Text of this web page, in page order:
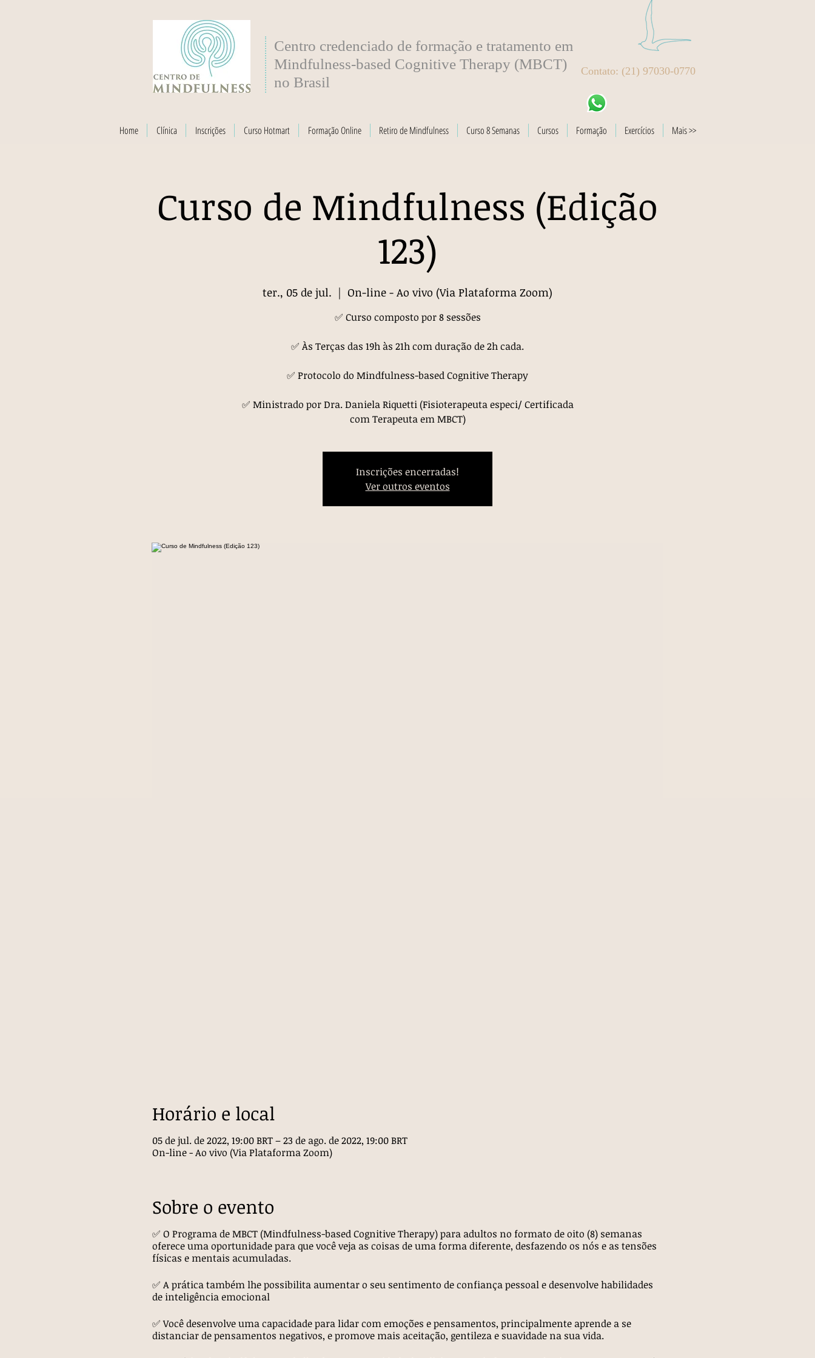
​Centro credenciado de formação e tratamento em
Mindfulness-based Cognitive Therapy (MBCT)
no Brasil
Contato: (21) 97030-0770
Home Clínica Inscrições Curso Hotmart Formação Online Retiro de Mindfulness Curso 8 Semanas Cursos Formação Exercícios Mais >>
Curso de Mindfulness (Edição
123)
ter., 05 de jul.
  |
On-line - Ao vivo (Via Plataforma Zoom)
✅ Curso composto por 8 sessões
✅ Às Terças das 19h às 21h com duração de 2h cada.
✅ Protocolo do Mindfulness-based Cognitive Therapy
✅ Ministrado por Dra. Daniela Riquetti (Fisioterapeuta especi/ Certificada
com Terapeuta em MBCT)
Inscrições encerradas!
Ver outros eventos
Horário e local
05 de jul. de 2022, 19:00 BRT – 23 de ago. de 2022, 19:00 BRT
On-line - Ao vivo (Via Plataforma Zoom)
Sobre o evento
✅ O Programa de MBCT (Mindfulness-based Cognitive Therapy) para adultos no formato de oito (8) semanas
oferece uma oportunidade para que você veja as coisas de uma forma diferente, desfazendo os nós e as tensões
físicas e mentais acumuladas.
✅ A prática também lhe possibilita aumentar o seu sentimento de confiança pessoal e desenvolve habilidades
de inteligência emocional
✅ Você desenvolve uma capacidade para lidar com emoções e pensamentos, principalmente aprende a se
distanciar de pensamentos negativos, e promove mais aceitação, gentileza e suavidade na sua vida.